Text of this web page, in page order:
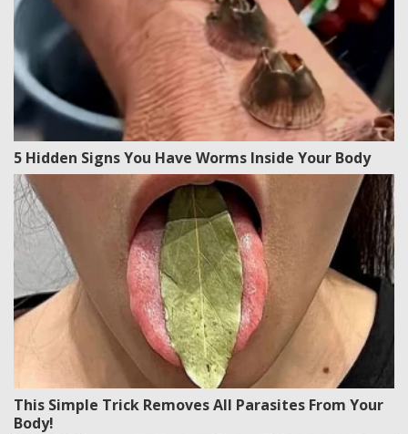
5 Hidden Signs You Have Worms Inside Your Body
This Simple Trick Removes All Parasites From Your
Body!